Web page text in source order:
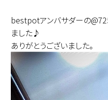
bestpotアンバサダーの
ました♪
ありがとうございました。